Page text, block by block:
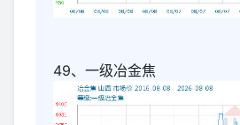
49、一级冶金焦